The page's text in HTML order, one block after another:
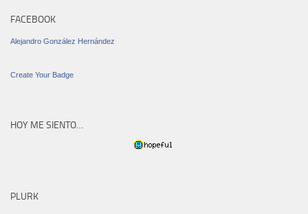
FACEBOOK
Alejandro González Hernández
Create Your Badge
HOY ME SIENTO…
PLURK